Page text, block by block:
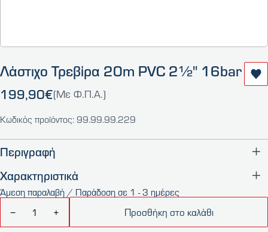
Λάστιχο Τρεβίρα 20m PVC 2½'' 16bar
199,90€(Με Φ.Π.Α.)
Κωδικός προϊόντος: 99.99.99.229
Περιγραφή
Χαρακτηριστικά
Άμεση παραλαβή / Παράδοση σε 1 - 3 ημέρες
−
+ Προσθήκη στο καλάθι